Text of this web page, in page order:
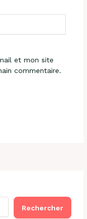
et mon site
commentaire.
Rechercher